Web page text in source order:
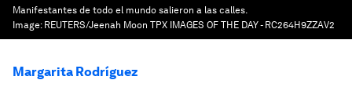
Manifestantes de todo el mundo salieron a las calles.
Image: REUTERS/Jeenah Moon TPX IMAGES OF THE DAY - RC264H9ZZAV2
Margarita Rodríguez